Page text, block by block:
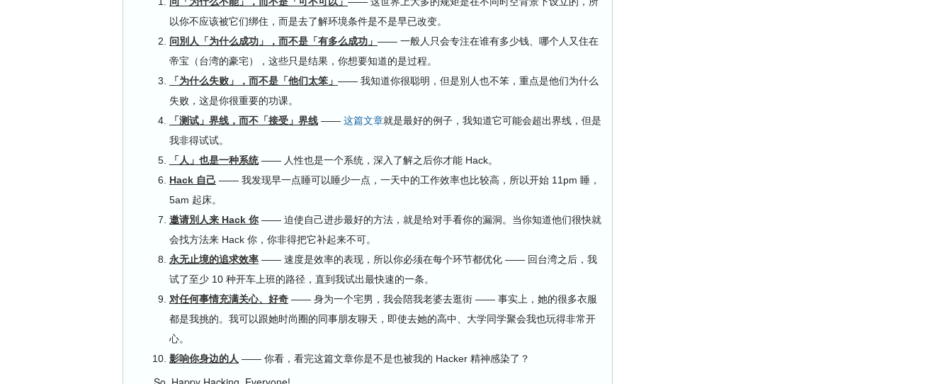
以你不应该被它们绑住，而是去了解环境条件是不是早已改变。
问別人「为什么成功」，而不是「有多么成功」 —— 一般人只会专注在谁有多少钱、哪个人又住在
帝宝（台湾的豪宅），这些只是结果，你想要知道的是过程。
「为什么失败」，而不是「他们太笨」 —— 我知道你很聪明，但是別人也不笨，重点是他们为什么
失败，这是你很重要的功课。
「测试」界线，而不「接受」界线 —— 这篇文章就是最好的例子，我知道它可能会超出界线，但是
我非得试试。
「人」也是一种系统—— 人性也是一个系统，深入了解之后你才能 Hack。
Hack 自己 —— 我发现早一点睡可以睡少一点，一天中的工作效率也比较高，所以开始 11pm 睡，
5am 起床。
邀请別人来 Hack 你—— 迫使自己进步最好的方法，就是给对手看你的漏洞。当你知道他们很快就
会找方法来 Hack 你，你非得把它补起来不可。
永无止境的追求效率 —— 速度是效率的表现，所以你必须在每个环节都优化 —— 回台湾之后，我
试了至少 10 种开车上班的路径，直到我试出最快速的一条。
对任何事情充满关心、好奇 —— 身为一个宅男，我会陪我老婆去逛街 —— 事实上，她的很多衣服
都是我挑的。我可以跟她时尚圈的同事朋友聊天，即使去她的高中、大学同学聚会我也玩得非常开
心。
影响你身边的人 —— 你看，看完这篇文章你是不是也被我的 Hacker 精神感染了？